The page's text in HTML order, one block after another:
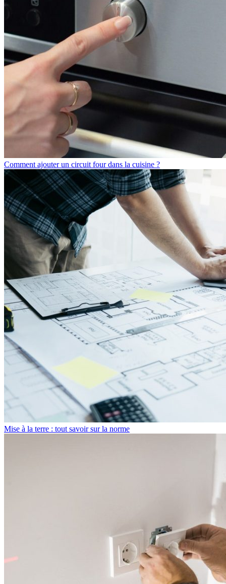
​Comment ajouter un circuit four dans la cuisine ?
Mise à la terre : tout savoir sur la norme